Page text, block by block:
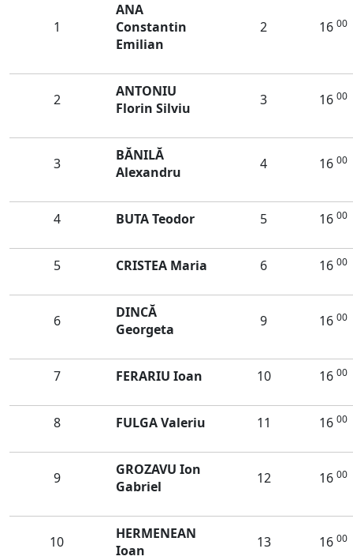
1
ANA
Constantin
Emilian
2 16 00
2
ANTONIU
Florin Silviu
3 16 00
3
BĂNILĂ
Alexandru
4 16 00
4 BUTA Teodor 5 16 00
5 CRISTEA Maria 6 16 00
6
DINCĂ
Georgeta
9 16 00
7 FERARIU Ioan 10 16 00
8 FULGA Valeriu 11 16 00
9
GROZAVU Ion
Gabriel
12 16 00
10
HERMENEAN
Ioan
13 16 00